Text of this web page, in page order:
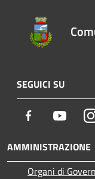
SEGUICI SU
Facebook
AMMINISTRAZIONE
Organi di